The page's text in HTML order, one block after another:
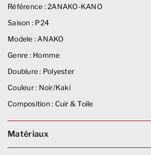
Référence :2ANAKO-KANO
Saison : P24
Modele : ANAKO
Genre :Homme
Doublure : Polyester
Couleur : Noir/Kaki
Composition : Cuir & Toile
Matériaux